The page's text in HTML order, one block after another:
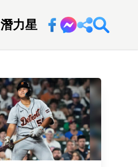
潛力星 回新聞網